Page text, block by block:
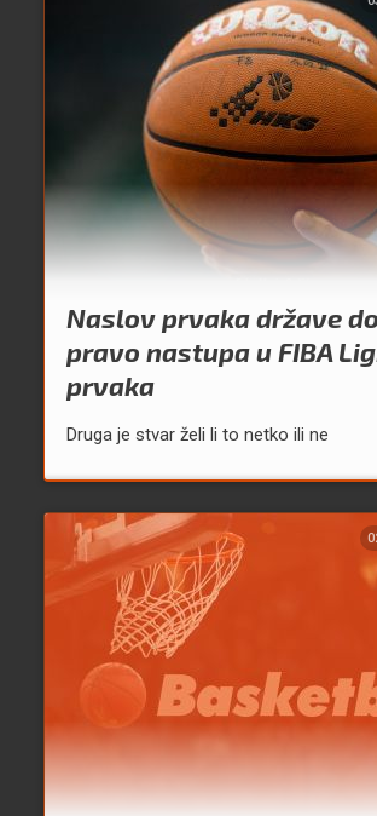
Naslov prvaka države
pravo nastupa u FIBA
prvaka
Druga je stvar želi li to netko ili ne